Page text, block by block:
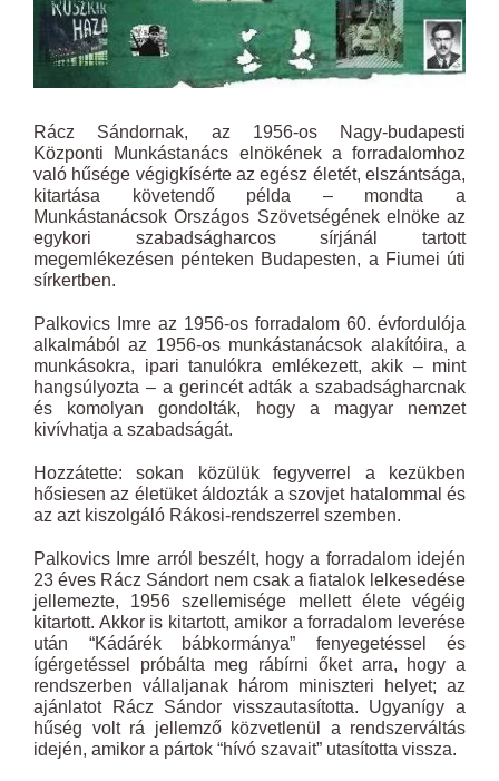
Rácz Sándornak, az 1956-os Nagy-budapesti
Központi Munkástanács elnökének a forradalomhoz
való hűsége végigkísérte az egész életét, elszántsága,
kitartása követendő példa – mondta a
Munkástanácsok Országos Szövetségének elnöke az
egykori szabadságharcos sírjánál tartott
megemlékezésen pénteken Budapesten, a Fiumei úti
sírkertben.
Palkovics Imre az 1956-os forradalom 60. évfordulója
alkalmából az 1956-os munkástanácsok alakítóira, a
munkásokra, ipari tanulókra emlékezett, akik – mint
hangsúlyozta – a gerincét adták a szabadságharcnak
és komolyan gondolták, hogy a magyar nemzet
kivívhatja a szabadságát.
Hozzátette: sokan közülük fegyverrel a kezükben
hősiesen az életüket áldozták a szovjet hatalommal és
az azt kiszolgáló Rákosi-rendszerrel szemben.
Palkovics Imre arról beszélt, hogy a forradalom idején
23 éves Rácz Sándort nem csak a fiatalok lelkesedése
jellemezte, 1956 szellemisége mellett élete végéig
kitartott. Akkor is kitartott, amikor a forradalom leverése
után “Kádárék bábkormánya” fenyegetéssel és
ígérgetéssel próbálta meg rábírni őket arra, hogy a
rendszerben vállaljanak három miniszteri helyet; az
ajánlatot Rácz Sándor visszautasította. Ugyanígy a
hűség volt rá jellemző közvetlenül a rendszerváltás
idején, amikor a pártok “hívó szavait” utasította vissza.